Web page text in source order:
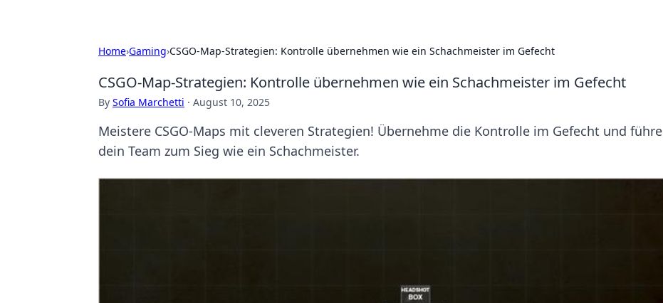
Home›Gaming›CSGO-Map-Strategien: Kontrolle übernehmen wie ein Schachmeister im Gefecht
CSGO-Map-Strategien: Kontrolle übernehmen wie ein Schachmeister im Gefecht
By Sofia Marchetti · August 10, 2025
Meistere CSGO-Maps mit cleveren Strategien! Übernehme die Kontrolle im Gefecht und führe
dein Team zum Sieg wie ein Schachmeister.